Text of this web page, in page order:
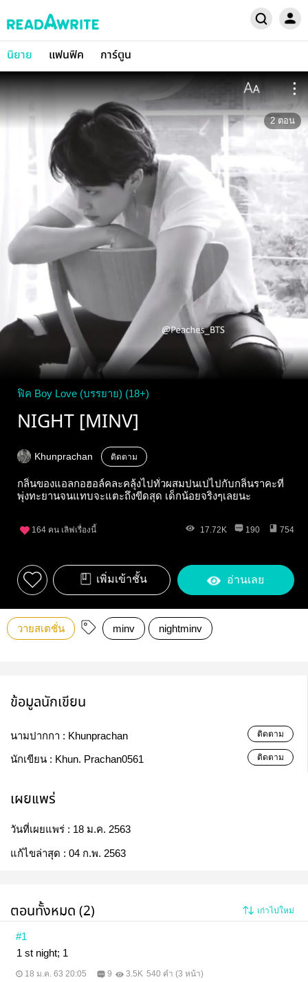
นิยาย แฟนฟิค การ์ตูน
2 ตอน
ฟิค Boy Love (บรรยาย) (18+)
NIGHT [MINV]
Khunprachan ติดตาม
กลิ่นของแอลกอฮอล์คละคลุ้งไปทั่วผสมปนเปไปกับกลิ่นราคะที่
พุ่งทะยานจนแทบจะแตะถึงขีดสุด เด็กน้อยจริงๆเลยนะ
164 คน เลิฟเรื่องนี้ 17.72K 190 754
เพิ่มเข้าชั้น อ่านเลย
วายสเตชั่น minv nightminv
ข้อมูลนักเขียน
นามปากกา : Khunprachan ติดตาม
นักเขียน : Khun. Prachan0561 ติดตาม
เผยแพร่
วันที่เผยแพร่ : 18 ม.ค. 2563
แก้ไขล่าสุด : 04 ก.พ. 2563
ตอนทั้งหมด (2) เก่าไปใหม่
#1
1 st night; 1
18 ม.ค. 63 20:05 9 3.5K 540 คำ (3 หน้า)